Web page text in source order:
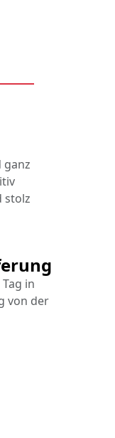
in
von der
ganz
stolz